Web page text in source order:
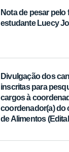
Nota de pesar pelo
estudante Luecy
Divulgação dos
inscritas para
cargos à
coordenador(a) do
de Alimentos